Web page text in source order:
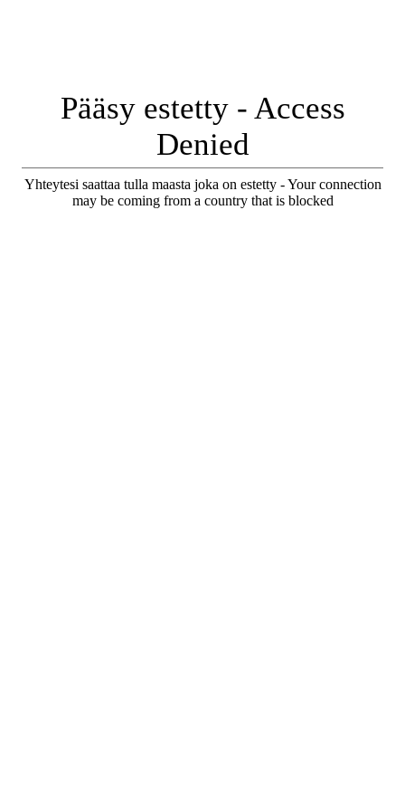
Pääsy estetty - Access
Denied
Yhteytesi saattaa tulla maasta joka on estetty - Your connection
may be coming from a country that is blocked